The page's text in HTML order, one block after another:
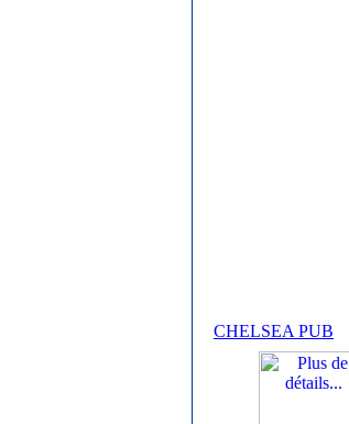
CHELSEA PUB